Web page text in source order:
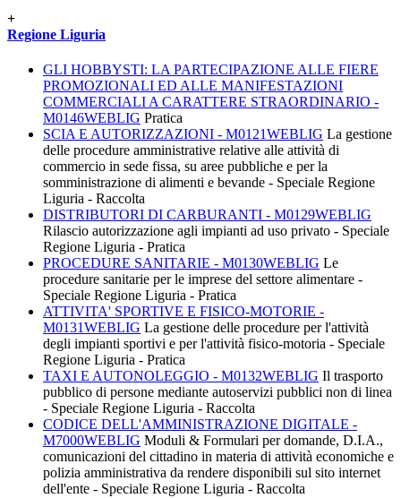
+
Regione Liguria
GLI HOBBYSTI: LA PARTECIPAZIONE ALLE FIERE
PROMOZIONALI ED ALLE MANIFESTAZIONI
COMMERCIALI A CARATTERE STRAORDINARIO -
M0146WEBLIG Pratica
SCIA E AUTORIZZAZIONI - M0121WEBLIG La gestione
delle procedure amministrative relative alle attività di
commercio in sede fissa, su aree pubbliche e per la
somministrazione di alimenti e bevande - Speciale Regione
Liguria - Raccolta
DISTRIBUTORI DI CARBURANTI - M0129WEBLIG
Rilascio autorizzazione agli impianti ad uso privato - Speciale
Regione Liguria - Pratica
PROCEDURE SANITARIE - M0130WEBLIG Le
procedure sanitarie per le imprese del settore alimentare -
Speciale Regione Liguria - Pratica
ATTIVITA' SPORTIVE E FISICO-MOTORIE -
M0131WEBLIG La gestione delle procedure per l'attività
degli impianti sportivi e per l'attività fisico-motoria - Speciale
Regione Liguria - Pratica
TAXI E AUTONOLEGGIO - M0132WEBLIG Il trasporto
pubblico di persone mediante autoservizi pubblici non di linea
- Speciale Regione Liguria - Raccolta
CODICE DELL'AMMINISTRAZIONE DIGITALE -
M7000WEBLIG Moduli & Formulari per domande, D.I.A.,
comunicazioni del cittadino in materia di attività economiche e
polizia amministrativa da rendere disponibili sul sito internet
dell'ente - Speciale Regione Liguria - Raccolta